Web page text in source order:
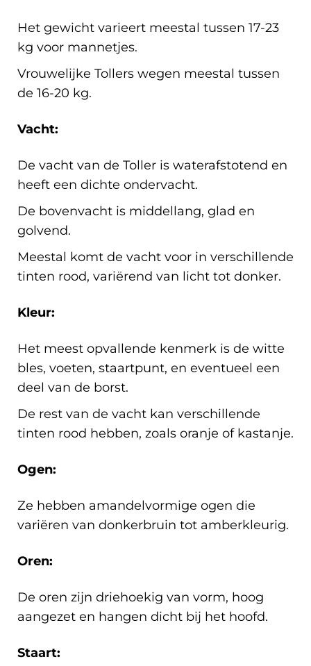
Het gewicht varieert meestal tussen 17-23
kg voor mannetjes.
Vrouwelijke Tollers wegen meestal tussen
de 16-20 kg.
Vacht:
De vacht van de Toller is waterafstotend en
heeft een dichte ondervacht.
De bovenvacht is middellang, glad en
golvend.
Meestal komt de vacht voor in verschillende
tinten rood, variërend van licht tot donker.
Kleur:
Het meest opvallende kenmerk is de witte
bles, voeten, staartpunt, en eventueel een
deel van de borst.
De rest van de vacht kan verschillende
tinten rood hebben, zoals oranje of kastanje.
Ogen:
Ze hebben amandelvormige ogen die
variëren van donkerbruin tot amberkleurig.
Oren:
De oren zijn driehoekig van vorm, hoog
aangezet en hangen dicht bij het hoofd.
Staart: